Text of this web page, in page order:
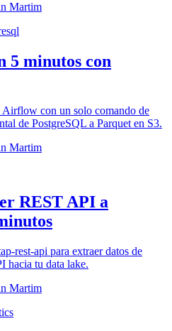
Martim
5 minutos con
con un solo comando de
de PostgreSQL a Parquet en S3.
Martim
REST API a
rest-api para extraer datos de
hacia tu data lake.
Martim